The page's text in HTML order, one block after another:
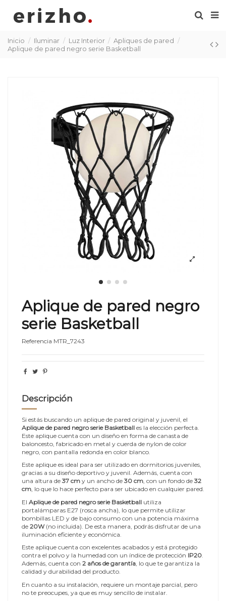
Inicio Iluminar Luz Interior
Apliques de pared
Aplique de pared negro serie Basketball
Aplique de pared negro
serie Basketball
Referencia MTR_7243
Descripción
Si estás buscando un aplique de pared original y juvenil, el
Aplique de pared negro serie Basketball es la elección perfecta.
Este aplique cuenta con un diseño en forma de canasta de
baloncesto, fabricado en metal y cuerda de nylon de color
negro, con pantalla redonda en color blanco.
Este aplique es ideal para ser utilizado en dormitorios juveniles,
gracias a su diseño deportivo y juvenil. Además, cuenta con
una altura de 37 cm y un ancho de 30 cm, con un fondo de 32
cm, lo que lo hace perfecto para ser ubicado en cualquier pared.
El Aplique de pared negro serie Basketball utiliza
portalámparas E27 (rosca ancha), lo que permite utilizar
bombillas LED y de bajo consumo con una potencia máxima
de 20W(no incluida). De esta manera, podrás disfrutar de una
iluminación eficiente y económica.
Este aplique cuenta con excelentes acabados y está protegido
contra el polvo y la humedad con un índice de protección IP20.
Además, cuenta con 2 años de garantía, lo que te garantiza la
calidad y durabilidad del producto.
En cuanto a su instalación, requiere un montaje parcial, pero
no te preocupes, ya que es muy sencillo de instalar.